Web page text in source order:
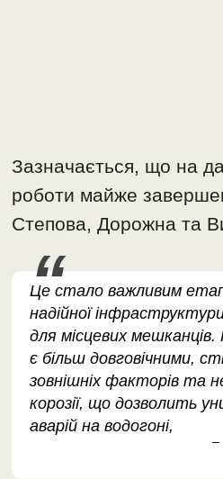
Зазначається, що на
роботи майже
Степова, Дорожна та
Це стало важливим
надійної
для місцевих
є більш довговічними,
зовнішніх факторів та
корозії, що дозволить
аварій на водогоні,
–